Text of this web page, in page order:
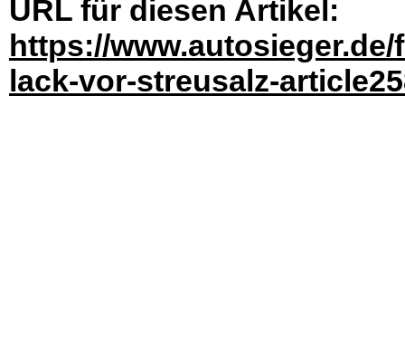
URL für diesen Artikel:
https://
lack-vor-streusalz-